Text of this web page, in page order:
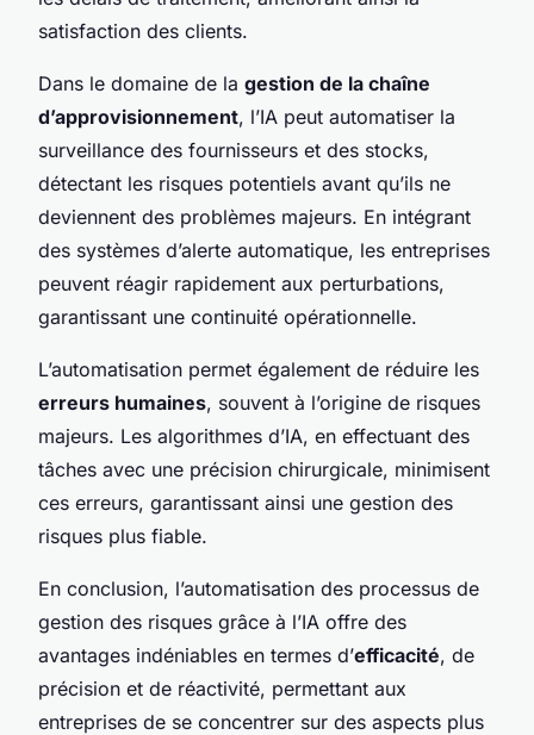
satisfaction des clients.
Dans le domaine de la gestion de la chaîne
d’approvisionnement, l’IA peut automatiser la
surveillance des fournisseurs et des stocks,
détectant les risques potentiels avant qu’ils ne
deviennent des problèmes majeurs. En intégrant
des systèmes d’alerte automatique, les entreprises
peuvent réagir rapidement aux perturbations,
garantissant une continuité opérationnelle.
L’automatisation permet également de réduire les
erreurs humaines, souvent à l’origine de risques
majeurs. Les algorithmes d’IA, en effectuant des
tâches avec une précision chirurgicale, minimisent
ces erreurs, garantissant ainsi une gestion des
risques plus fiable.
En conclusion, l’automatisation des processus de
gestion des risques grâce à l’IA offre des
avantages indéniables en termes d’efficacité, de
précision et de réactivité, permettant aux
entreprises de se concentrer sur des aspects plus